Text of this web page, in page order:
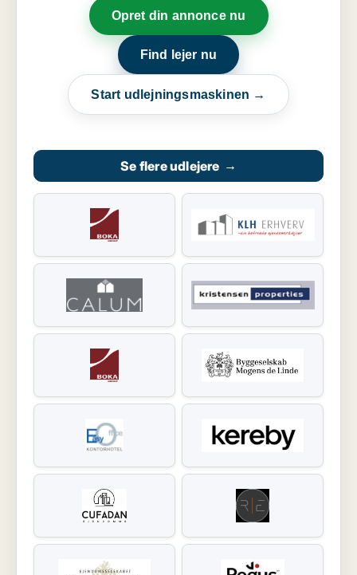
Opret din annonce nu
Find lejer nu
Start udlejningsmaskinen →
Se flere udlejere →